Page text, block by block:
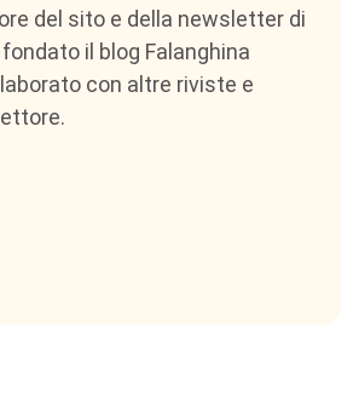
del sito e della newsletter di
il blog Falanghina
con altre riviste e